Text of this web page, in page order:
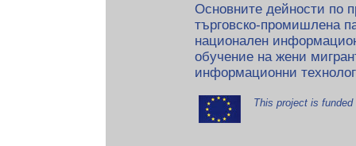
Основните дейности по
търговско-промишлена
национален
обучение на жени
информационни
This project is